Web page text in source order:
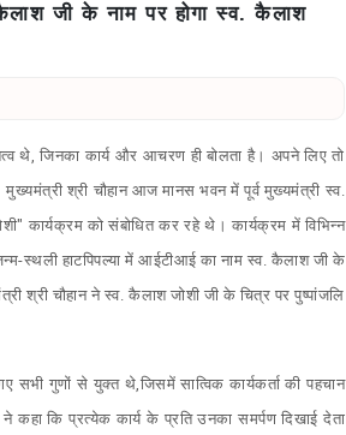
जी के नाम पर होगास्व. कैलाश
थे, जिनका कार्य और आचरण ही बोलता है। अपने लिए तो
श्री चौहान आज मानस भवन में पूर्व मुख्यमंत्री स्व.
कार्यक्रम को संबोधित कर रहे थे। कार्यक्रम में विभिन्न
स्थली हाटपिपल्या में आईटीआई का नाम स्व. कैलाश जी के
श्री चौहान ने स्व. कैलाश जोशी जी के चित्र पर पुष्पांजलि
गुणों से युक्त थे,‍जिसमें सात्विक कार्यकर्ता की पहचान
कहा कि प्रत्येक कार्य के प्रति उनका समर्पण दिखाई देता